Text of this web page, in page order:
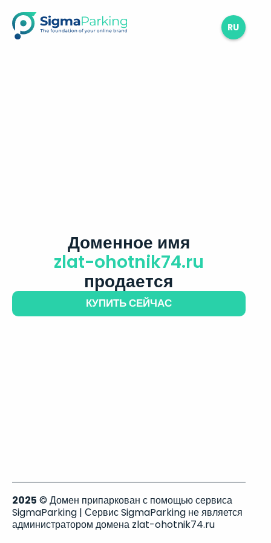
RU
Доменное имя
zlat-ohotnik74.ru
продается
КУПИТЬ СЕЙЧАС
2025 © Домен припаркован с помощью сервиса
SigmaParking | Сервис SigmaParking не является
администратором домена zlat-ohotnik74.ru